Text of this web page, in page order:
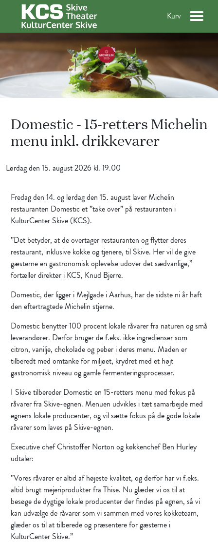
Kurv
Domestic - 15-retters Michelin
menu inkl. drikkevarer
Lørdag den 15. august 2026 kl. 19.00
Fredag den 14. og lørdag den 15. august laver Michelin
restauranten Domestic et ”take over” på restauranten i
KulturCenter Skive (KCS).
”Det betyder, at de overtager restauranten og flytter deres
restaurant, inklusive kokke og tjenere, til Skive. Her vil de give
gæsterne en gastronomisk oplevelse udover det sædvanlige,”
fortæller direktør i KCS, Knud Bjerre.
Domestic, der ligger i Mejlgade i Aarhus, har de sidste ni år haft
den eftertragtede Michelin stjerne.
Domestic benytter 100 procent lokale råvarer fra naturen og små
leverandører. Derfor bruger de f.eks. ikke ingredienser som
citron, vanilje, chokolade og peber i deres menu. Maden er
tilberedt med omtanke for miljøet, krydret med et højt
gastronomisk niveau og gamle fermenteringsprocesser.
I Skive tilbereder Domestic en 15-retters menu med fokus på
råvarer fra Skive-egnen. Menuen udvikles i tæt samarbejde med
egnens lokale producenter, og vil sætte fokus på de gode lokale
råvarer som laves på Skive-egnen.
Executive chef Christoffer Norton og køkkenchef Ben Hurley
udtaler:
”Vores råvarer er altid af højeste kvalitet, og derfor har vi f.eks.
altid brugt mejeriprodukter fra Thise. Nu glæder vi os til at
besøge de dygtige lokale producenter der findes på egnen, så vi
kan udvælge de råvarer som vi sammen med vores kokketeam,
glæder os til at tilberede og præsentere for gæsterne i
KulturCenter Skive.”